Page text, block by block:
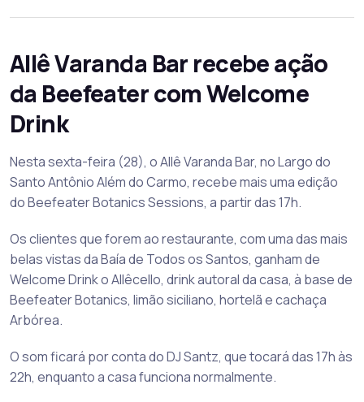
Allê Varanda Bar recebe ação
da Beefeater com Welcome
Drink
Nesta sexta-feira (28), o Allê Varanda Bar, no Largo do
Santo Antônio Além do Carmo, recebe mais uma edição
do Beefeater Botanics Sessions, a partir das 17h.
Os clientes que forem ao restaurante, com uma das mais
belas vistas da Baía de Todos os Santos, ganham de
Welcome Drink o Allêcello, drink autoral da casa, à base de
Beefeater Botanics, limão siciliano, hortelã e cachaça
Arbórea.
O som ficará por conta do DJ Santz, que tocará das 17h às
22h, enquanto a casa funciona normalmente.